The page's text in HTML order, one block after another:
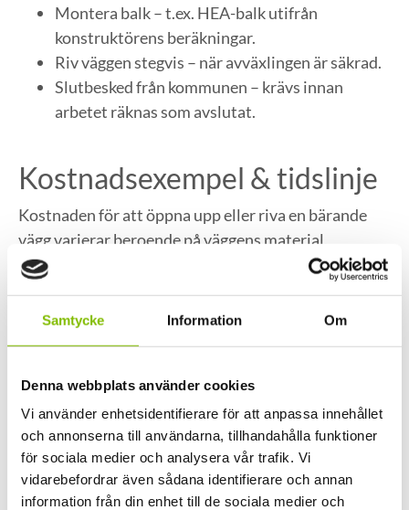
Samtycke Information Om
Denna webbplats använder cookies
Vi använder enhetsidentifierare för att anpassa innehållet
och annonserna till användarna, tillhandahålla funktioner
för sociala medier och analysera vår trafik. Vi
vidarebefordrar även sådana identifierare och annan
information från din enhet till de sociala medier och
Montera balk – t.ex. HEA-balk utifrån
konstruktörens beräkningar.
Riv väggen stegvis – när avväxlingen är säkrad.
Slutbesked från kommunen – krävs innan
arbetet räknas som avslutat.
Kostnadsexempel & tidslinje
Kostnaden för att öppna upp eller riva en bärande
vägg varierar beroende på väggens material,
öppningens bredd, tillgänglighet, vilken balk som
I många lägenheter från 60-talet kan till exempel en
balk och provisoriska stöttor, vilket påverkar både
pris och tidsåtgång.
Vanliga misstag & risker